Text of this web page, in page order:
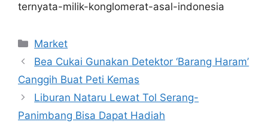
ternyata-milik-konglomerat-asal-indonesia
Kategori
Market
Bea Cukai Gunakan Detektor ‘Barang Haram’
Canggih Buat Peti Kemas
Liburan Nataru Lewat Tol Serang-
Panimbang Bisa Dapat Hadiah